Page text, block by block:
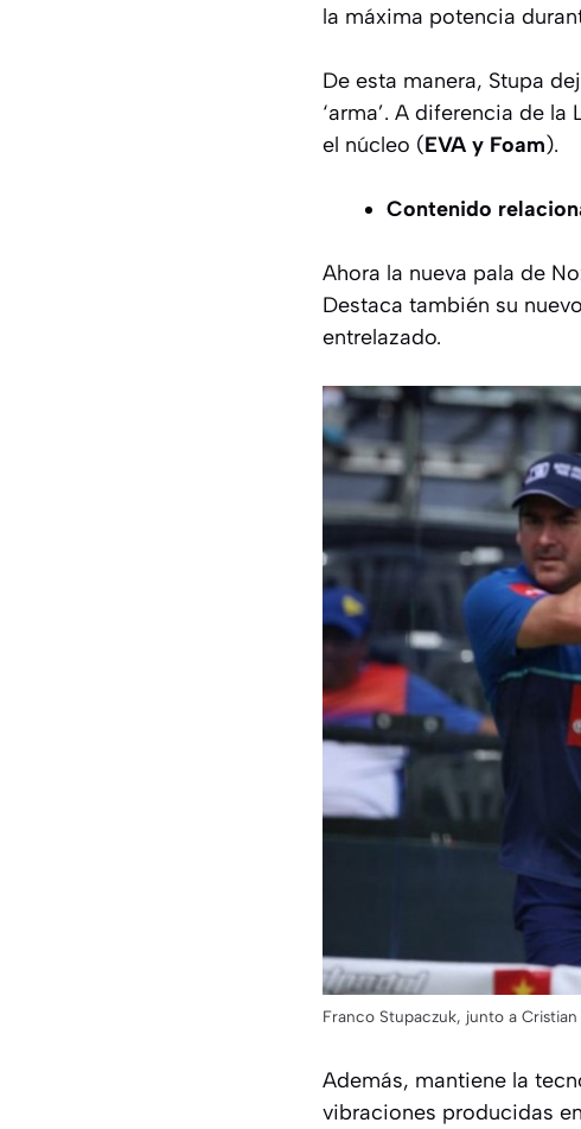
la máxima potencia
De esta manera, Stupa
‘arma’. A diferencia de
el núcleo (EVA y Foam).
Contenido
Ahora la nueva pala de
Destaca también su
entrelazado.
Franco Stupaczuk, junto a
Además, mantiene la
vibraciones producidas